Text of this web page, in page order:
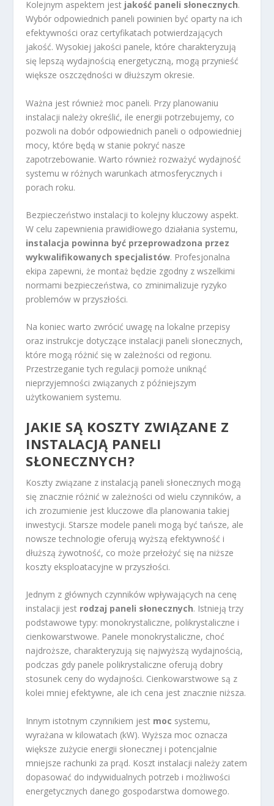
Kolejnym aspektem jest jakość paneli słonecznych.
Wybór odpowiednich paneli powinien być oparty na ich
efektywności oraz certyfikatach potwierdzających
jakość. Wysokiej jakości panele, które charakteryzują
się lepszą wydajnością energetyczną, mogą przynieść
większe oszczędności w dłuższym okresie.
Ważna jest również moc paneli. Przy planowaniu
instalacji należy określić, ile energii potrzebujemy, co
pozwoli na dobór odpowiednich paneli o odpowiedniej
mocy, które będą w stanie pokryć nasze
zapotrzebowanie. Warto również rozważyć wydajność
systemu w różnych warunkach atmosferycznych i
porach roku.
Bezpieczeństwo instalacji to kolejny kluczowy aspekt.
W celu zapewnienia prawidłowego działania systemu,
instalacja powinna być przeprowadzona przez
wykwalifikowanych specjalistów. Profesjonalna
ekipa zapewni, że montaż będzie zgodny z wszelkimi
normami bezpieczeństwa, co zminimalizuje ryzyko
problemów w przyszłości.
Na koniec warto zwrócić uwagę na lokalne przepisy
oraz instrukcje dotyczące instalacji paneli słonecznych,
które mogą różnić się w zależności od regionu.
Przestrzeganie tych regulacji pomoże uniknąć
nieprzyjemności związanych z późniejszym
użytkowaniem systemu.
JAKIE SĄ KOSZTY ZWIĄZANE Z
INSTALACJĄ PANELI
SŁONECZNYCH?
Koszty związane z instalacją paneli słonecznych mogą
się znacznie różnić w zależności od wielu czynników, a
ich zrozumienie jest kluczowe dla planowania takiej
inwestycji. Starsze modele paneli mogą być tańsze, ale
nowsze technologie oferują wyższą efektywność i
dłuższą żywotność, co może przełożyć się na niższe
koszty eksploatacyjne w przyszłości.
Jednym z głównych czynników wpływających na cenę
instalacji jest rodzaj paneli słonecznych. Istnieją trzy
podstawowe typy: monokrystaliczne, polikrystaliczne i
cienkowarstwowe. Panele monokrystaliczne, choć
najdroższe, charakteryzują się najwyższą wydajnością,
podczas gdy panele polikrystaliczne oferują dobry
stosunek ceny do wydajności. Cienkowarstwowe są z
kolei mniej efektywne, ale ich cena jest znacznie niższa.
Innym istotnym czynnikiem jest moc systemu,
wyrażana w kilowatach (kW). Wyższa moc oznacza
większe zużycie energii słonecznej i potencjalnie
mniejsze rachunki za prąd. Koszt instalacji należy zatem
dopasować do indywidualnych potrzeb i możliwości
energetycznych danego gospodarstwa domowego.